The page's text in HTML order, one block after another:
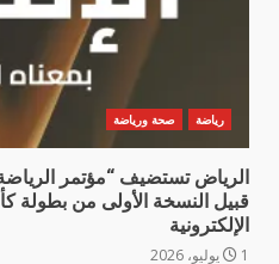
رياضة صحة ورياضة
قبيل النسخة الأولى من بطولة
الإلكترونية
1 يوليو، 2026